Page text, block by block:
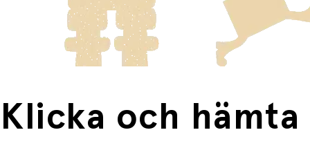
Storlek: 45–51 cm
frakten för dessa varor visas i kassan.
Fri frakt när du handlar för mer än 1500:-
Klicka och hämta